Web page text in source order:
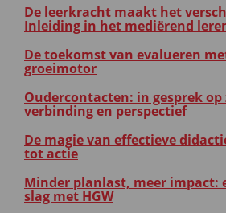
De leerkracht maakt het
Inleiding in het mediërend
De toekomst van evalueren
groeimotor
Oudercontacten: in gesprek op
verbinding en perspectief
De magie van effectieve
tot actie
Minder planlast, meer impact:
slag met HGW